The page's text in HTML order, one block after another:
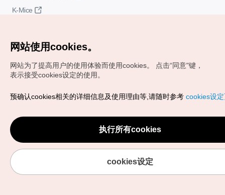
K-Mice
Copyrights (c) 韩国旅游发展局版权所有
VISITKOREA官方邮箱
chnsim@knto.or.kr
网站使用cookies。
网站为了提高用户的使用体验而使用cookies。
点击“同意"键，
表示接受cookies设定的使用。
预确认cookies相关的详细信息及使用理由等,请随时参考 cookies设
执行所有cookies
cookies设定